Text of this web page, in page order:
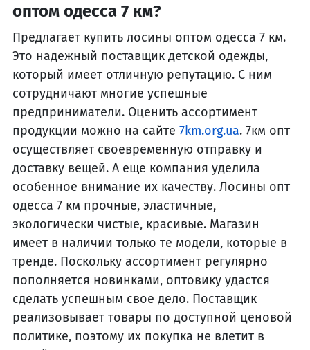
оптом одесса 7 км?
Предлагает купить лосины оптом одесса 7 км.
Это надежный поставщик детской одежды,
который имеет отличную репутацию. С ним
сотрудничают многие успешные
предприниматели. Оценить ассортимент
продукции можно на сайте 7km.org.ua. 7км опт
осуществляет своевременную отправку и
доставку вещей. А еще компания уделила
особенное внимание их качеству. Лосины опт
одесса 7 км прочные, эластичные,
экологически чистые, красивые. Магазин
имеет в наличии только те модели, которые в
тренде. Поскольку ассортимент регулярно
пополняется новинками, оптовику удастся
сделать успешным свое дело. Поставщик
реализовывает товары по доступной ценовой
политике, поэтому их покупка не влетит в